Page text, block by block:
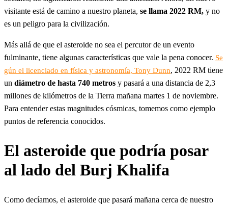
visitante está de camino a nuestro planeta, se llama 2022 RM, y no
es un peligro para la civilización.
Más allá de que el asteroide no sea el percutor de un evento
fulminante, tiene algunas características que vale la pena conocer. Se
gún el licenciado en física y astronomía, Tony Dunn, 2022 RM tiene
un diámetro de hasta 740 metros y pasará a una distancia de 2,3
millones de kilómetros de la Tierra mañana martes 1 de noviembre.
Para entender estas magnitudes cósmicas, tomemos como ejemplo
puntos de referencia conocidos.
El asteroide que podría posar
al lado del Burj Khalifa
Como decíamos, el asteroide que pasará mañana cerca de nuestro